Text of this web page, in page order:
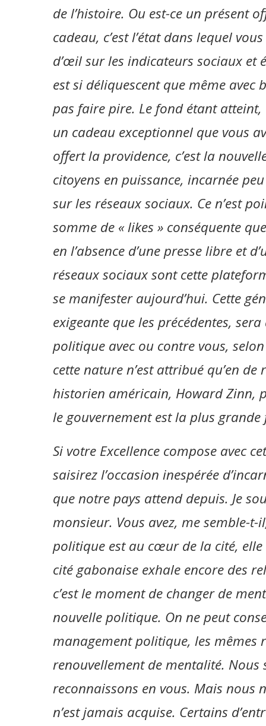
de l’histoire. Ou est-ce un présent
cadeau, c’est l’état dans lequel
d’œil sur les indicateurs sociaux et
est si déliquescent que même avec
pas faire pire. Le fond étant atteint,
un cadeau exceptionnel que vous
offert la providence, c’est la
citoyens en puissance, incarnée
sur les réseaux sociaux. Ce n’est
somme de « likes » conséquente
en l’absence d’une presse libre et
réseaux sociaux sont cette
se manifester aujourd’hui. Cette
exigeante que les précédentes,
politique avec ou contre vous,
cette nature n’est attribué qu’en
historien américain, Howard Zinn,
le gouvernement est la plus
Si votre Excellence compose avec
saisirez l’occasion inespérée
que notre pays attend depuis. Je
monsieur. Vous avez, me semble-t-
politique est au cœur de la cité,
cité gabonaise exhale encore des
c’est le moment de changer de
nouvelle politique. On ne peut
management politique, les mêmes
renouvellement de mentalité. Nous
reconnaissons en vous. Mais nous
n’est jamais acquise. Certains